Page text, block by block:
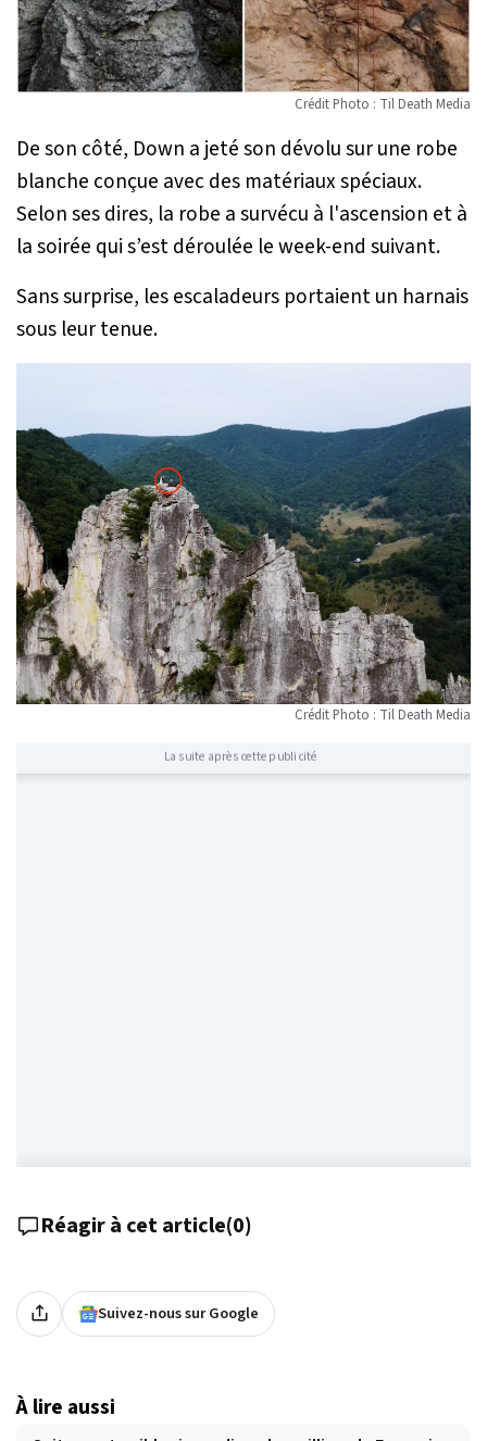
Crédit Photo : Til Death Media
De son côté, Down a jeté son dévolu sur une robe
blanche conçue avec des matériaux spéciaux.
Selon ses dires, la robe a survécu à l'ascension et à
la soirée qui s’est déroulée le week-end suivant.
Sans surprise, les escaladeurs portaient un harnais
sous leur tenue.
Crédit Photo : Til Death Media
La suite après cette publicité
Réagir à cet article(0)
Suivez-nous sur Google
À lire aussi